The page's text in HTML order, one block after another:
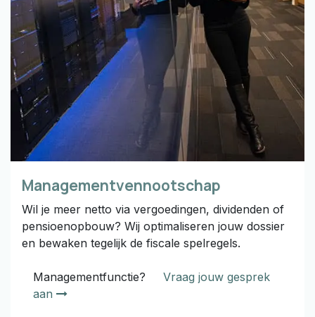
Managementvennootschap
Wil je meer netto via vergoedingen, dividenden of
pensioenopbouw? Wij optimaliseren jouw dossier
en bewaken tegelijk de fiscale spelregels.
Managementfunctie? Vraag jouw gesprek
aan